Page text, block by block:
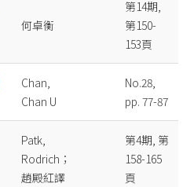
何卓衡
第14期,
第150-
153頁
Chan,
Chan U
No.28,
pp. 77-87
Patk,
Rodrich；
趙殿紅譯
第4期, 第
158-165
頁